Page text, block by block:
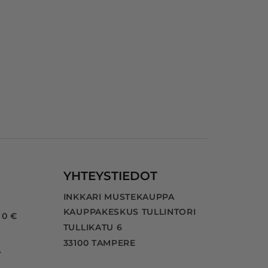
0 €
YHTEYSTIEDOT
INKKARI MUSTEKAUPPA
KAUPPAKESKUS TULLINTORI
TULLIKATU 6
33100 TAMPERE